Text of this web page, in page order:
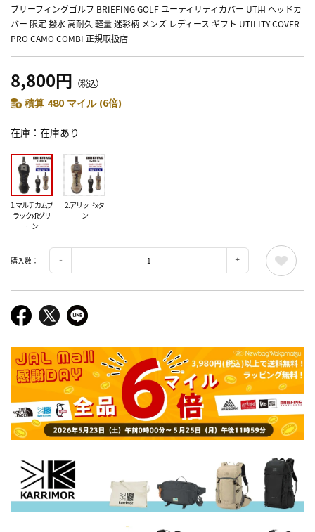
ブリーフィングゴルフ BRIEFING GOLF ユーティリティカバー UT用 ヘッドカ
バー 限定 撥水 高耐久 軽量 迷彩柄 メンズ レディース ギフト UTILITY COVER
PRO CAMO COMBI 正規取扱店
8,800円 （税込）
積算 480 マイル (6倍)
在庫 在庫あり
1.マルチカムブ
ラックxRグリ
ーン
2.アリッドxタ
ン
購入数：